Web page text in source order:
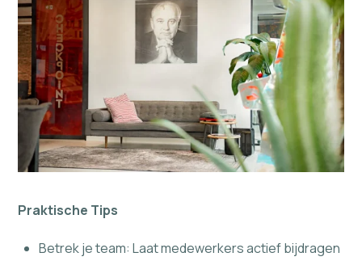
Praktische Tips
Betrek je team: Laat medewerkers actief bijdragen